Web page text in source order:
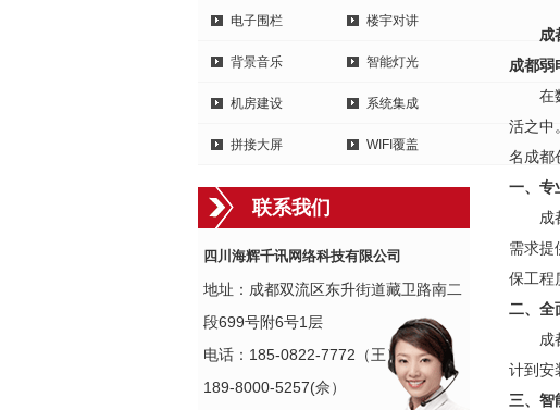
电子围栏 楼宇对讲
背景音乐 智能灯光
机房建设 系统集成
拼接大屏 WIFI覆盖
联系我们
四川海辉千讯网络科技有限公司
地址：成都双流区东升街道藏卫路南二
段699号附6号1层
电话：185-0822-7772（王）
189-8000-5257(佘）
成
成都弱
在
活之中
名成都
一、专
成
需求提
保工程
二、全
成
计到安
三、智